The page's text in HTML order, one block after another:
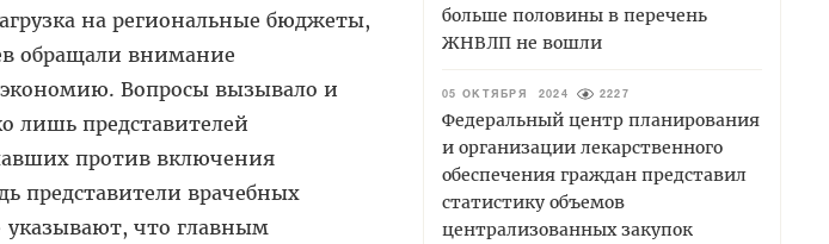
на региональные бюджеты,
обращали внимание
Вопросы вызывало и
лишь представителей
против включения
представители врачебных
указывают, что главным
больше половины в перечень
ЖНВЛП не вошли
05 ОКТЯБРЯ 2024 2227
Федеральный центр планирования
и организации лекарственного
обеспечения граждан представил
статистику объемов
централизованных закупок